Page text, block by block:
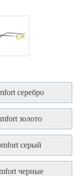
серебро
золото
серый
черные